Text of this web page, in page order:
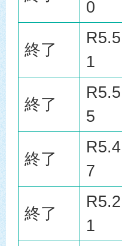
0
終了
1
終了
5
終了
7
終了
1